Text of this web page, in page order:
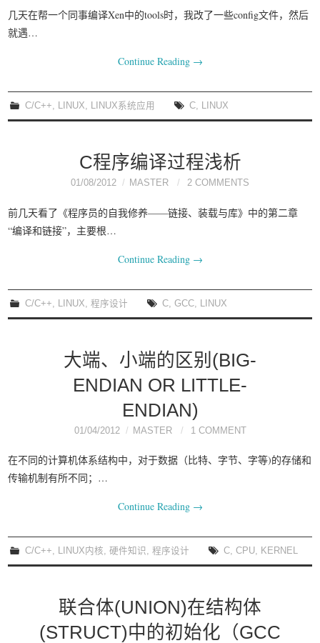
几天在帮一个同事编译Xen中的tools时，我改了一些config文件，然后
就遇…
Continue Reading →
C/C++, LINUX, LINUX系统应用 C, LINUX
C程序编译过程浅析
01/08/2012 MASTER 2 COMMENTS
前几天看了《程序员的自我修养——链接、装载与库》中的第二章
“编译和链接”，主要根…
Continue Reading →
C/C++ LINUX ,程序设计 C ,GCC LINUX
大端、小端的区别(BIG-
ENDIAN OR LITTLE-
ENDIAN)
01/04/2012 MASTER 1 COMMENT
在不同的计算机体系结构中，对于数据（比特、字节、字等)的存储和
传输机制有所不同；…
Continue Reading →
C/C++, LINUX内核,硬件知识 ,程序设计 C,CPU, KERNEL
联合体(UNION)在结构体
(STRUCT)中的初始化（GCC